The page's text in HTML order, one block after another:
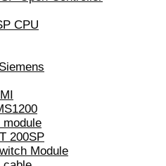
CPU
module
200SP
Module